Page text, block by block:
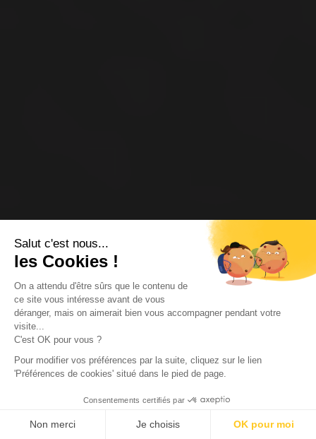
Salut c'est nous...
les Cookies !
On a attendu d'être sûrs que le contenu de
ce site vous intéresse avant de vous
déranger, mais on aimerait bien vous accompagner pendant votre
visite...
C'est OK pour vous ?
Pour modifier vos préférences par la suite, cliquez sur le lien
'Préférences de cookies' situé dans le pied de page.
Consentements certifiés par
Non merci Je choisis OK pour moi